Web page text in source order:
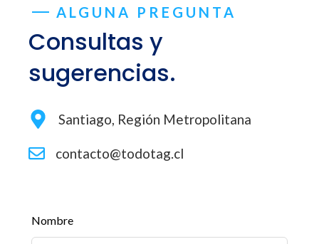
ALGUNA PREGUNTA
Consultas y
sugerencias.
Santiago, Región Metropolitana
contacto@todotag.cl
Leave
this
Nombre